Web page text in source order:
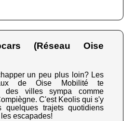
(Réseau Oise
un peu plus loin? Les
de Oise Mobilité te
des villes sympa comme
C'est Keolis qui s'y
trajets quotidiens
escapades!